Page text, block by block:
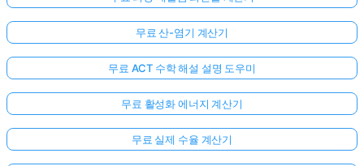
무료 산-염기 계산기
무료 ACT 수학 해설 설명 도우미
무료 활성화 에너지 계산기
무료 실제 수율 계산기